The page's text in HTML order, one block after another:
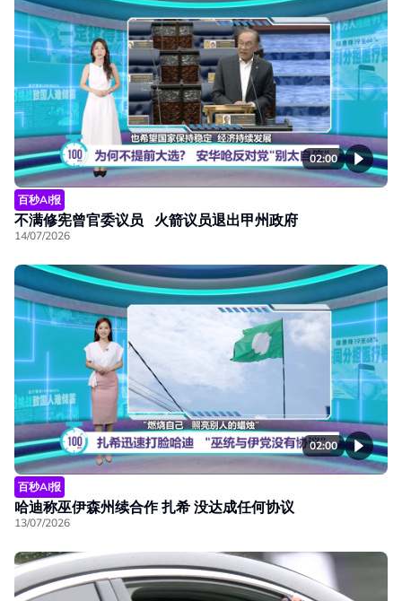
02:00
百秒AI报
不满修宪曾官委议员 火箭议员退出甲州政府
14/07/2026
02:00
百秒AI报
哈迪称巫伊森州续合作 扎希 没达成任何协议
13/07/2026